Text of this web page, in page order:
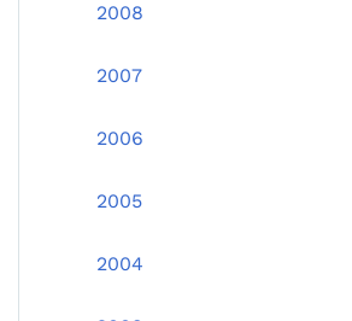
2008
2007
2006
2005
2004